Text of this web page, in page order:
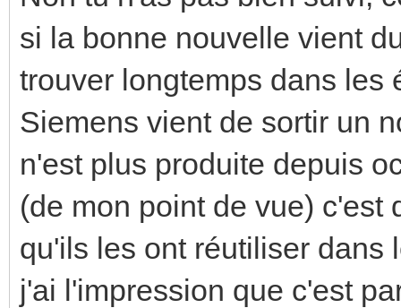
si la bonne nouvelle vient
trouver longtemps dans les
Siemens vient de sortir un
n'est plus produite depuis
(de mon point de vue) c'est
qu'ils les ont réutiliser dans
j'ai l'impression que c'est